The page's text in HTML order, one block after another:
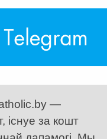
—
існуе за кошт